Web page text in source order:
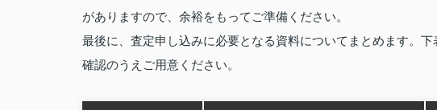
がありますので、余裕をもってご準備ください。
最後に、査定申し込みに必要となる資料についてまとめます。
確認のうえご用意ください。